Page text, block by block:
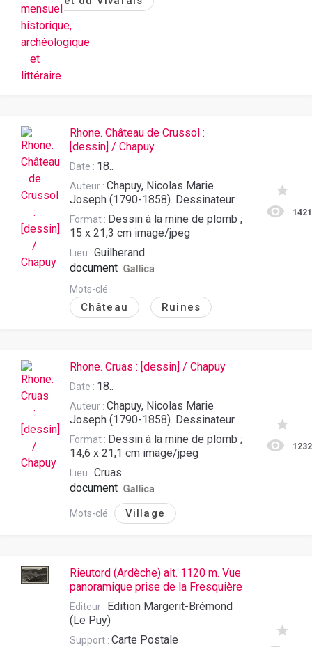
Rhone. Château de Crussol :
[dessin] / Chapuy
Date : 18..
Auteur : Chapuy, Nicolas Marie
Joseph (1790-1858). Dessinateur
Format : Dessin à la mine de plomb ;
15 x 21,3 cm image/jpeg
Lieu : Guilherand
document
Mots-clé :
Château Ruines
1421
Rhone. Cruas : [dessin] / Chapuy
Date : 18..
Auteur : Chapuy, Nicolas Marie
Joseph (1790-1858). Dessinateur
Format : Dessin à la mine de plomb ;
14,6 x 21,1 cm image/jpeg
Lieu : Cruas
document
Mots-clé : Village
1232
Rieutord (Ardèche) alt. 1120 m. Vue
panoramique prise de la Fresquière
Editeur : Edition Margerit-Brémond
(Le Puy)
Support : Carte Postale